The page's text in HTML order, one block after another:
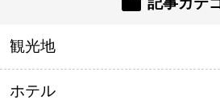
観光地
ホテル